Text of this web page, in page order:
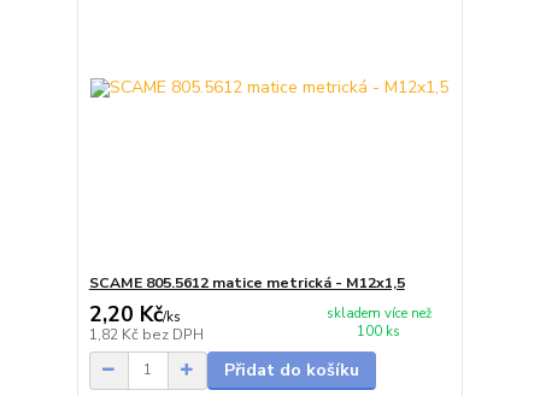
SCAME 805.5612 matice metrická - M12x1,5
2,20 Kč/ks
1,82 Kč bez DPH
skladem více než
100 ks
Přidat do košíku